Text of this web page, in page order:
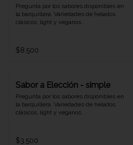
Pregunta por los sabores disponibles en
la barquillera. Variedades de helados
clásicos, light y veganos.
$8.500
Sabor a Elección - simple
Pregunta por los sabores disponibles en
la barquillera. Variedades de helados
clásicos, light y veganos.
$3.500